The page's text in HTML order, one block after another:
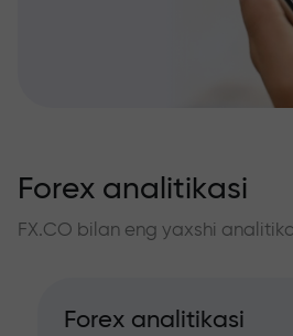
Forex analitikasi
FX.CO bilan eng yaxshi
Forex analitikasi